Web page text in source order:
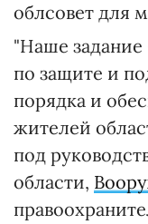
облсовет для
"Наше
по защите и
порядка и
жителей
под
области,